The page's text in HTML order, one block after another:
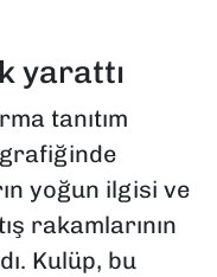
yarattı
tanıtım
yoğun ilgisi ve
rakamlarının
Kulüp, bu